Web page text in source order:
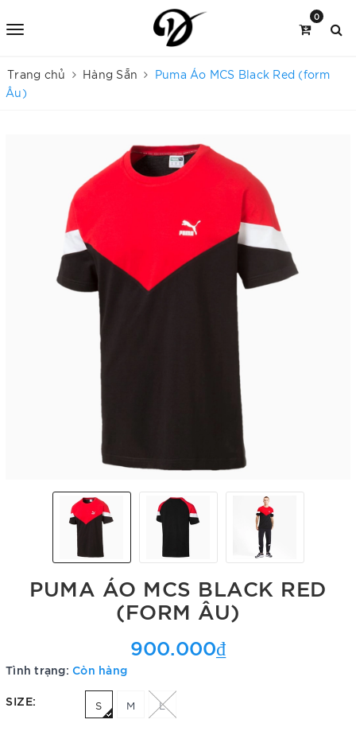
0
Trang chủ Hàng Sẵn
Puma Áo MCS Black Red (form
Âu)
PUMA ÁO MCS BLACK RED
(FORM ÂU)
900.000₫
Tình trạng: Còn hàng
SIZE: S M L